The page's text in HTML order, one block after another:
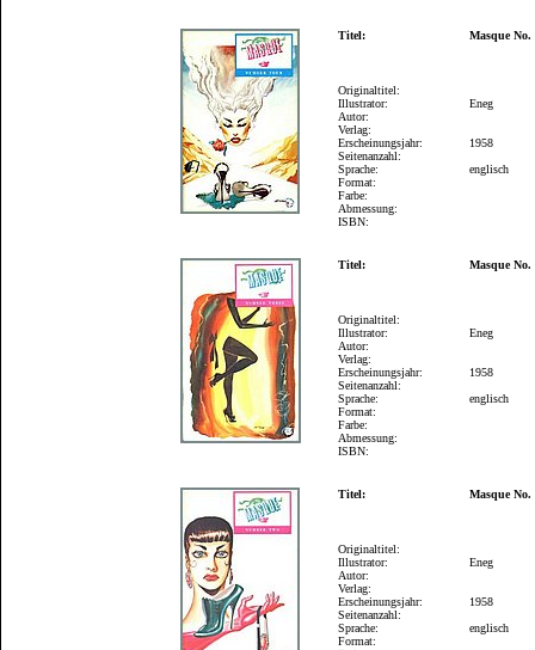
Titel: Masque No.
Originaltitel:
Illustrator:
Autor:
Verlag:
Erscheinungsjahr:
Seitenanzahl:
Sprache:
Format:
Farbe:
Abmessung:
ISBN:
Eneg
1958
englisch
Titel: Masque No.
Originaltitel:
Illustrator:
Autor:
Verlag:
Erscheinungsjahr:
Seitenanzahl:
Sprache:
Format:
Farbe:
Abmessung:
ISBN:
Eneg
1958
englisch
Titel: Masque No.
Originaltitel:
Illustrator:
Autor:
Verlag:
Erscheinungsjahr:
Seitenanzahl:
Sprache:
Format:
Eneg
1958
englisch